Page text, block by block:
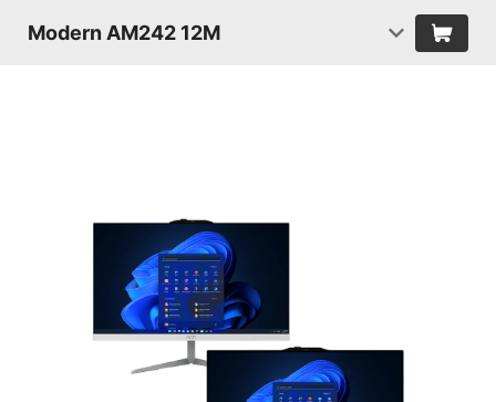
Modern AM242 12M